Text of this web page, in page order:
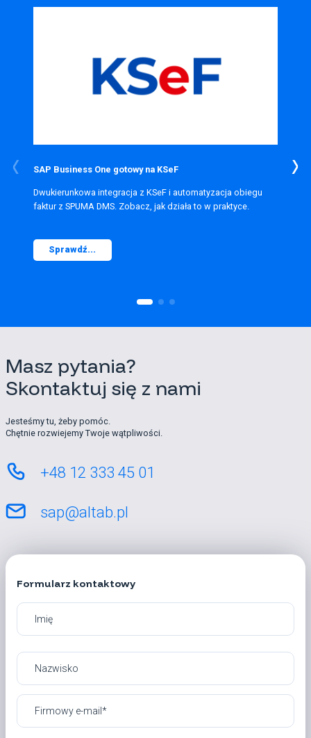
SAP Business One gotowy na KSeF
Dwukierunkowa integracja z KSeF i automatyzacja obiegu
faktur z SPUMA DMS. Zobacz, jak działa to w praktyce.
Sprawdź...
Masz pytania?
Skontaktuj się z nami
Jesteśmy tu, żeby pomóc.
Chętnie rozwiejemy Twoje wątpliwości.
+48 12 333 45 01
sap@altab.pl
Formularz kontaktowy